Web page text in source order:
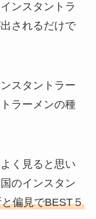
ンスタントラ
されるだけで
スタントラー
ラーメンの種
く見ると思い
のインスタン
偏見でBEST５